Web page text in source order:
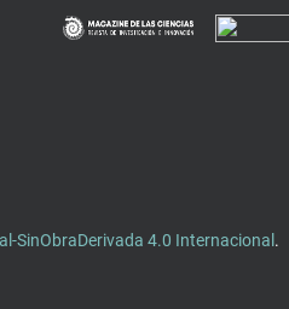
SinObraDerivada 4.0 Internacional .